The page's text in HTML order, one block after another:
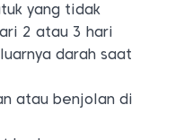
yang tidak
2 atau 3 hari
darah saat
atau benjolan di